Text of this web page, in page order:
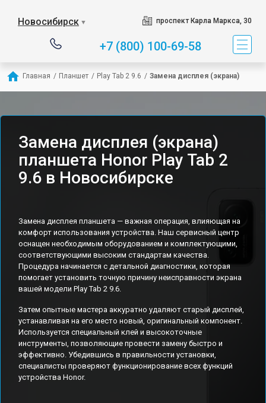
Новосибирск ▼ проспект Карла Маркса, 30
+7 (800) 100-69-58
Главная / Планшет / Play Tab 2 9.6 / Замена дисплея (экрана)
Замена дисплея (экрана)
планшета Honor Play Tab 2
9.6 в Новосибирске
Замена дисплея планшета — важная операция, влияющая на
комфорт использования устройства. Наш сервисный центр
оснащен необходимым оборудованием и комплектующими,
соответствующими высоким стандартам качества.
Процедура начинается с детальной диагностики, которая
помогает установить точную причину неисправности экрана
вашей модели Play Tab 2 9.6.
Затем опытные мастера аккуратно удаляют старый дисплей,
устанавливая на его место новый, оригинальный компонент.
Используется специальный клей и высокоточные
инструменты, позволяющие провести замену быстро и
эффективно. Убедившись в правильности установки,
специалисты проверяют функционирование всех функций
устройства Honor.